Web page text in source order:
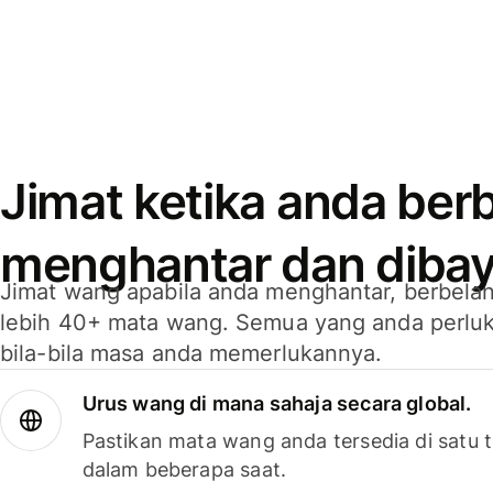
Jimat ketika anda
menghantar dan
Jimat wang apabila anda menghantar,
lebih 40+ mata wang. Semua yang anda
bila-bila masa anda memerlukannya.
Urus wang di mana sahaja secara global.
Pastikan mata wang anda tersedia di satu
dalam beberapa saat.